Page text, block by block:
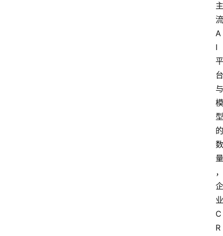
主
流
A
I
平
台
与
模
型
的
数
量
，
企
业
C
R